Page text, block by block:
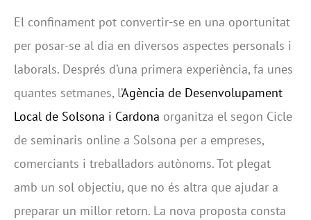
El confinament pot convertir-se en una oportunitat
per posar-se al dia en diversos aspectes personals i
laborals. Després d’una primera experiència, fa unes
quantes setmanes, l’Agència de Desenvolupament
Local de Solsona i Cardona organitza el segon Cicle
de seminaris online a Solsona per a empreses,
comerciants i treballadors autònoms. Tot plegat
amb un sol objectiu, que no és altra que ajudar a
preparar un millor retorn. La nova proposta consta